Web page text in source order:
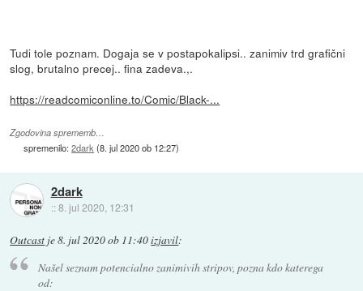
Tudi tole poznam. Dogaja se v postapokalipsi.. zanimiv trd grafični
slog, brutalno precej.. fina zadeva.,.
https://readcomiconline.to/Comic/Black-...
Zgodovina sprememb…
spremenilo:2dark (8. jul 2020 ob 12:27)
2dark
::8. jul 2020, 12:31
Outcast je8. jul 2020 ob 11:40izjavil:
Našel seznam potencialno zanimivih stripov, pozna kdo katerega
od: